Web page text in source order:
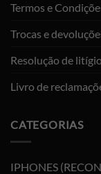
Termos e
Trocas e
Resolução de
Livro de
CATEGORIAS
IPHONES